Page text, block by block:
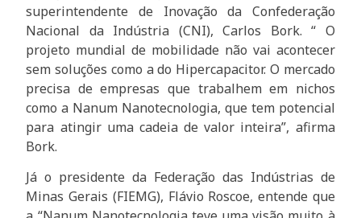
superintendente de Inovação da Confederação
Nacional da Indústria (CNI), Carlos Bork. “ O
projeto mundial de mobilidade não vai acontecer
sem soluções como a do Hipercapacitor. O mercado
precisa de empresas que trabalhem em nichos
como a Nanum Nanotecnologia, que tem potencial
para atingir uma cadeia de valor inteira”, afirma
Bork.
Já o presidente da Federação das Indústrias de
Minas Gerais (FIEMG), Flávio Roscoe, entende que